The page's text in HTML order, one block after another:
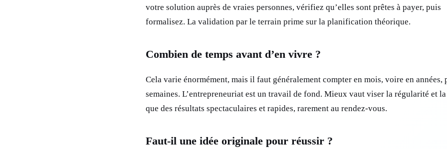
votre solution auprès de vraies personnes, vérifiez qu’elles sont prêtes à payer, puis
formalisez. La validation par le terrain prime sur la planification théorique.
Combien de temps avant d’en vivre ?
Cela varie énormément, mais il faut généralement compter en mois, voire en années,
semaines. L’entrepreneuriat est un travail de fond. Mieux vaut viser la régularité et la
que des résultats spectaculaires et rapides, rarement au rendez-vous.
Faut-il une idée originale pour réussir ?